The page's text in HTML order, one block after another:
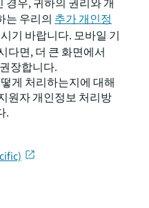
경우, 귀하의 권리와 개
는 우리의 추가 개인정
기 바랍니다. 모바일 기
다면, 더 큰 화면에서
장합니다.
게 처리하는지에 대해
원자 개인정보 처리방
.